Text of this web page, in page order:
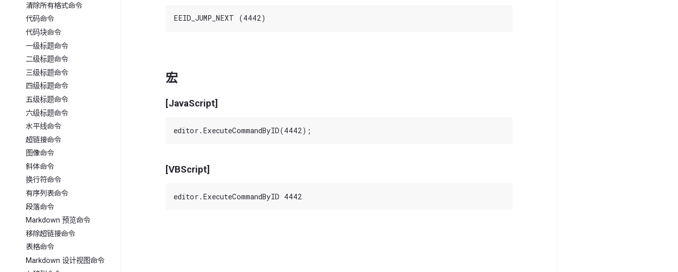
清除所有格式命令
代码命令
代码块命令
一级标题命令
二级标题命令
三级标题命令
四级标题命令
五级标题命令
六级标题命令
水平线命令
超链接命令
图像命令
斜体命令
换行符命令
有序列表命令
段落命令
Markdown 预览命令
移除超链接命令
表格命令
Markdown 设计视图命令
宏
[JavaScript]
[VBScript]